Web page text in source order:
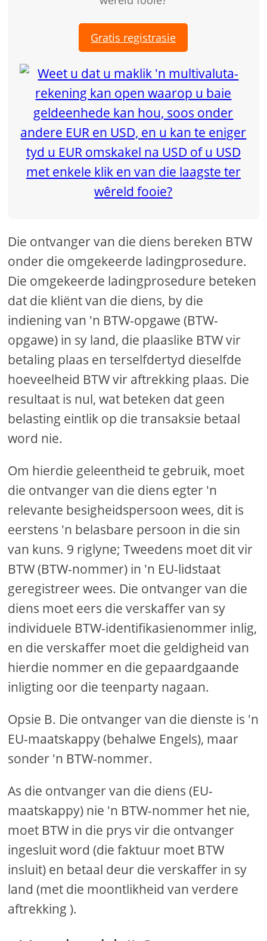
Gratis registrasie
Die ontvanger van die diens bereken BTW
onder die omgekeerde ladingprosedure.
Die omgekeerde ladingprosedure beteken
dat die kliënt van die diens, by die
indiening van 'n BTW-opgawe (BTW-
opgawe) in sy land, die plaaslike BTW vir
betaling plaas en terselfdertyd dieselfde
hoeveelheid BTW vir aftrekking plaas. Die
resultaat is nul, wat beteken dat geen
belasting eintlik op die transaksie betaal
word nie.
Om hierdie geleentheid te gebruik, moet
die ontvanger van die diens egter 'n
relevante besigheidspersoon wees, dit is
eerstens 'n belasbare persoon in die sin
van kuns. 9 riglyne; Tweedens moet dit vir
BTW (BTW-nommer) in 'n EU-lidstaat
geregistreer wees. Die ontvanger van die
diens moet eers die verskaffer van sy
individuele BTW-identifikasienommer inlig,
en die verskaffer moet die geldigheid van
hierdie nommer en die gepaardgaande
inligting oor die teenparty nagaan.
Opsie B. Die ontvanger van die dienste is 'n
EU-maatskappy (behalwe Engels), maar
sonder 'n BTW-nommer.
As die ontvanger van die diens (EU-
maatskappy) nie 'n BTW-nommer het nie,
moet BTW in die prys vir die ontvanger
ingesluit word (die faktuur moet BTW
insluit) en betaal deur die verskaffer in sy
land (met die moontlikheid van verdere
aftrekking ).